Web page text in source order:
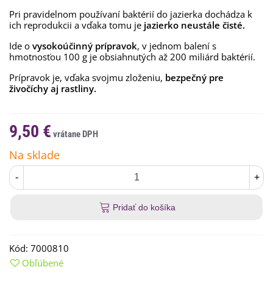
Pri pravidelnom používaní baktérií do jazierka dochádza k
ich reprodukcii a vďaka tomu je jazierko neustále čisté.
Ide o vysokoúčinný prípravok, v jednom balení s
hmotnosťou 100 g je obsiahnutých až 200 miliárd baktérií.
Prípravok je, vďaka svojmu zloženiu, bezpečný pre
živočíchy aj rastliny.
9,50 €
Na sklade
- +
Pridať do košíka
Kód: 7000810
Obľúbené